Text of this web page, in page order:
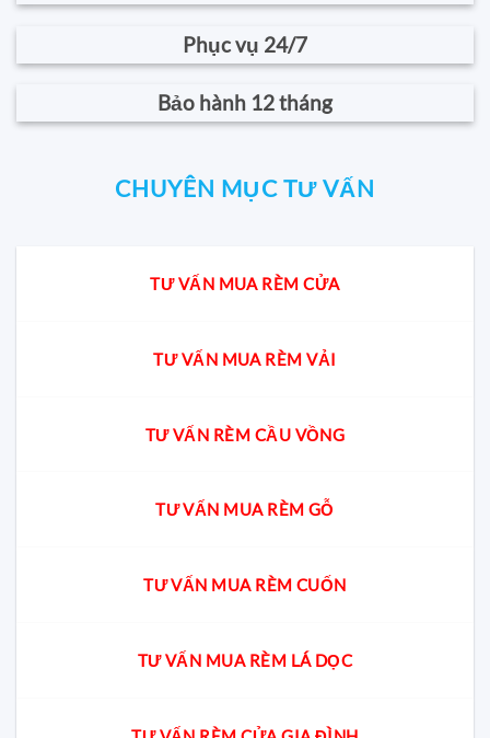
Phục vụ 24/7
Bảo hành 12 tháng
CHUYÊN MỤC TƯ VẤN
TƯ VẤN MUA RÈM CỬA
TƯ VẤN MUA RÈM VẢI
TƯ VẤN RÈM CẦU VỒNG
TƯ VẤN MUA RÈM GỖ
TƯ VẤN MUA RÈM CUỐN
TƯ VẤN MUA RÈM LÁ DỌC